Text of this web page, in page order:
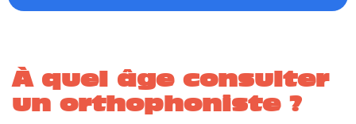
À quel âge consulter
un orthophoniste ?